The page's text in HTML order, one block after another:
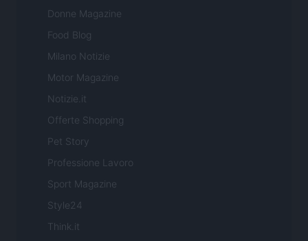
Donne Magazine
Food Blog
Milano Notizie
Motor Magazine
Notizie.it
Offerte Shopping
Pet Story
Professione Lavoro
Sport Magazine
Style24
Think.it